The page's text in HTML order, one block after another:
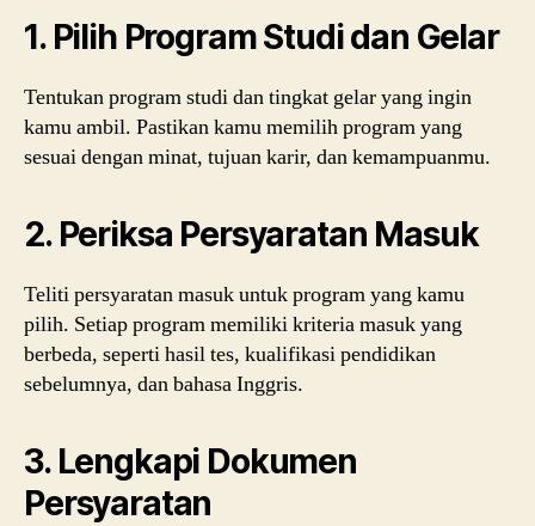
1. Pilih Program Studi dan Gelar
Tentukan program studi dan tingkat gelar yang ingin
kamu ambil. Pastikan kamu memilih program yang
sesuai dengan minat, tujuan karir, dan kemampuanmu.
2. Periksa Persyaratan Masuk
Teliti persyaratan masuk untuk program yang kamu
pilih. Setiap program memiliki kriteria masuk yang
berbeda, seperti hasil tes, kualifikasi pendidikan
sebelumnya, dan bahasa Inggris.
3. Lengkapi Dokumen
Persyaratan